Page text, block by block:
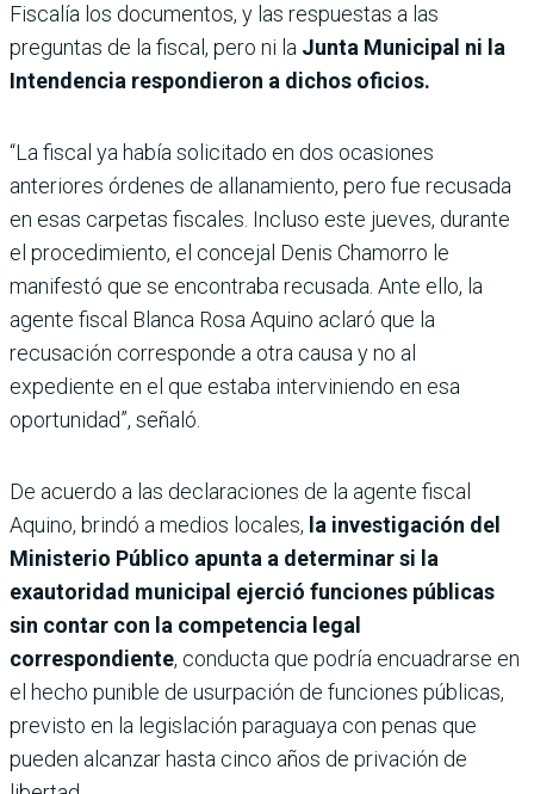
Fiscalía los documentos, y las respuestas a las
preguntas de la fiscal, pero ni la Junta Municipal ni la
Intendencia respondieron a dichos oficios.
“La fiscal ya había solicitado en dos ocasiones
anteriores órdenes de allanamiento, pero fue recusada
en esas carpetas fiscales. Incluso este jueves, durante
el procedimiento, el concejal Denis Chamorro le
manifestó que se encontraba recusada. Ante ello, la
agente fiscal Blanca Rosa Aquino aclaró que la
recusación corresponde a otra causa y no al
expediente en el que estaba interviniendo en esa
oportunidad”, señaló.
De acuerdo a las declaraciones de la agente fiscal
Aquino, brindó a medios locales, la investigación del
Ministerio Público apunta a determinar si la
exautoridad municipal ejerció funciones públicas
sin contar con la competencia legal
correspondiente, conducta que podría encuadrarse en
el hecho punible de usurpación de funciones públicas,
previsto en la legislación paraguaya con penas que
pueden alcanzar hasta cinco años de privación de